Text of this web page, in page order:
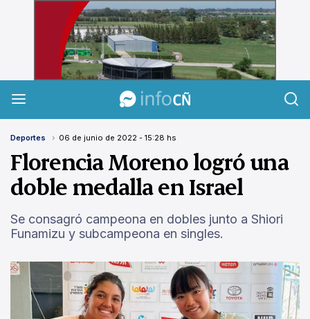
InfoCañuelas
Deportes 06 de junio de 2022 - 15:28 hs
Florencia Moreno logró una
doble medalla en Israel
Se consagró campeona en dobles junto a Shiori
Funamizu y subcampeona en singles.